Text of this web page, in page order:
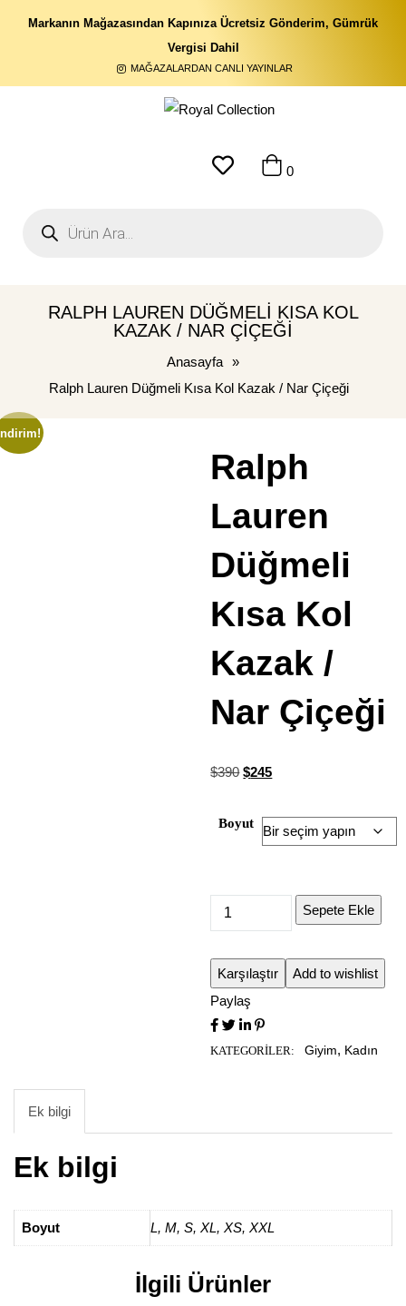
Markanın Mağazasından Kapınıza Ücretsiz Gönderim, Gümrük
Vergisi Dahil
MAĞAZALARDAN CANLI YAYINLAR
0
RALPH LAUREN DÜĞMELI KISA KOL
KAZAK / NAR ÇIÇEĞI
Anasayfa »
Ralph Lauren Düğmeli Kısa Kol Kazak / Nar Çiçeği
Ralph
Lauren
Düğmeli
Kısa Kol
Kazak /
Nar Çiçeği
$390 $245
Boyut
Sepete Ekle
Karşılaştır
Add to wishlist
Paylaş
KATEGORILER: Giyim, Kadın
Ek bilgi
Ek bilgi
Boyut L, M, S, XL, XS, XXL
İlgili Ürünler